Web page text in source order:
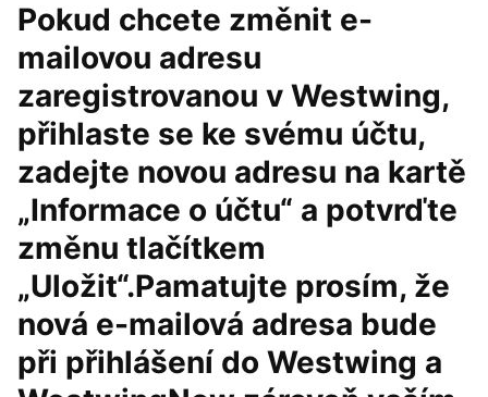
Pokud chcete změnit e-
mailovou adresu
zaregistrovanou v Westwing,
přihlaste se ke svému účtu,
zadejte novou adresu na kartě
„Informace o účtu“ a potvrďte
změnu tlačítkem
„Uložit“.Pamatujte prosím, že
nová e-mailová adresa bude
při přihlášení do Westwing a